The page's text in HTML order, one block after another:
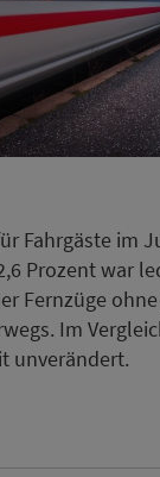
Fahrgäste im
Prozent war
Fernzüge
Im
unverändert.